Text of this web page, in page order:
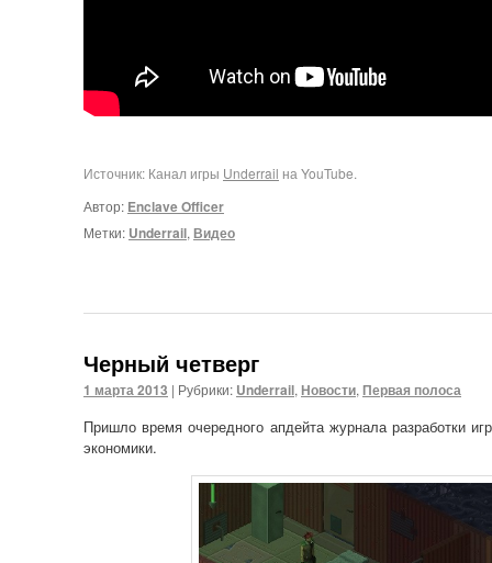
Источник: Канал игры Underrail на YouTube.
Автор: Enclave Officer
Метки: Underrail, Видео
Черный четверг
1 марта 2013 | Рубрики: Underrail, Новости, Первая полоса
Пришло время очередного апдейта журнала разработки
экономики.